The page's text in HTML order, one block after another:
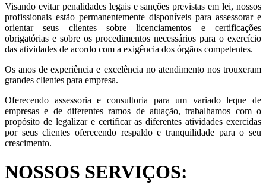
Visando evitar penalidades legais e sanções previstas em lei, nossos
profissionais estão permanentemente disponíveis para assessorar e
orientar seus clientes sobre licenciamentos e certificações
obrigatórias e sobre os procedimentos necessários para o exercício
das atividades de acordo com a exigência dos órgãos competentes.
Os anos de experiência e excelência no atendimento nos trouxeram
grandes clientes para empresa.
Oferecendo assessoria e consultoria para um variado leque de
empresas e de diferentes ramos de atuação, trabalhamos com o
propósito de legalizar e certificar as diferentes atividades exercidas
por seus clientes oferecendo respaldo e tranquilidade para o seu
crescimento.
NOSSOS SERVIÇOS: